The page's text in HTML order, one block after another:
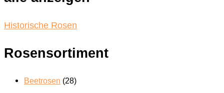
Historische Rosen
Rosensortiment
Beetrosen (28)
auf
Produktseite
werden